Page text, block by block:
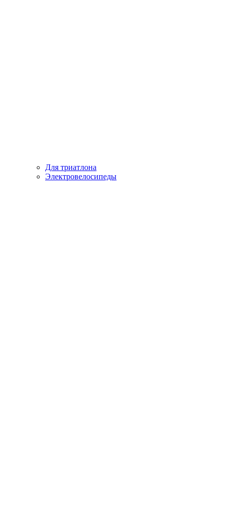
Для триатлона
Электровелосипеды